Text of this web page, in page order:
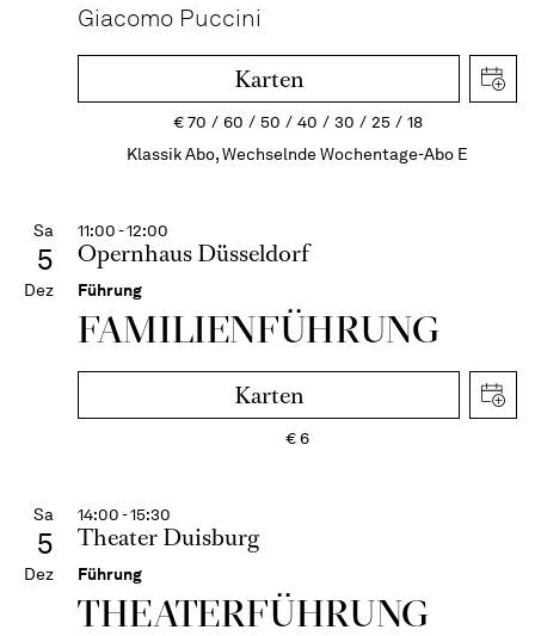
Giacomo Puccini
Karten
€70 60 50 40 30 25
18
Klassik Abo, Wechselnde Wochentage-Abo E
Sa
5
Dez
11:00 - 12:00
Opernhaus Düsseldorf
Führung
FAMI­LIEN­FÜH­RUNG
Karten
€6
Sa
5
Dez
14:00 - 15:30
Theater Duisburg
Führung
THEATER­FÜHR­UNG